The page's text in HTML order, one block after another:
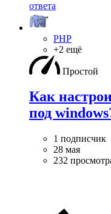
ответа
PHP
+2 ещё
Простой
Как
под
1 подписчик
28 мая
232